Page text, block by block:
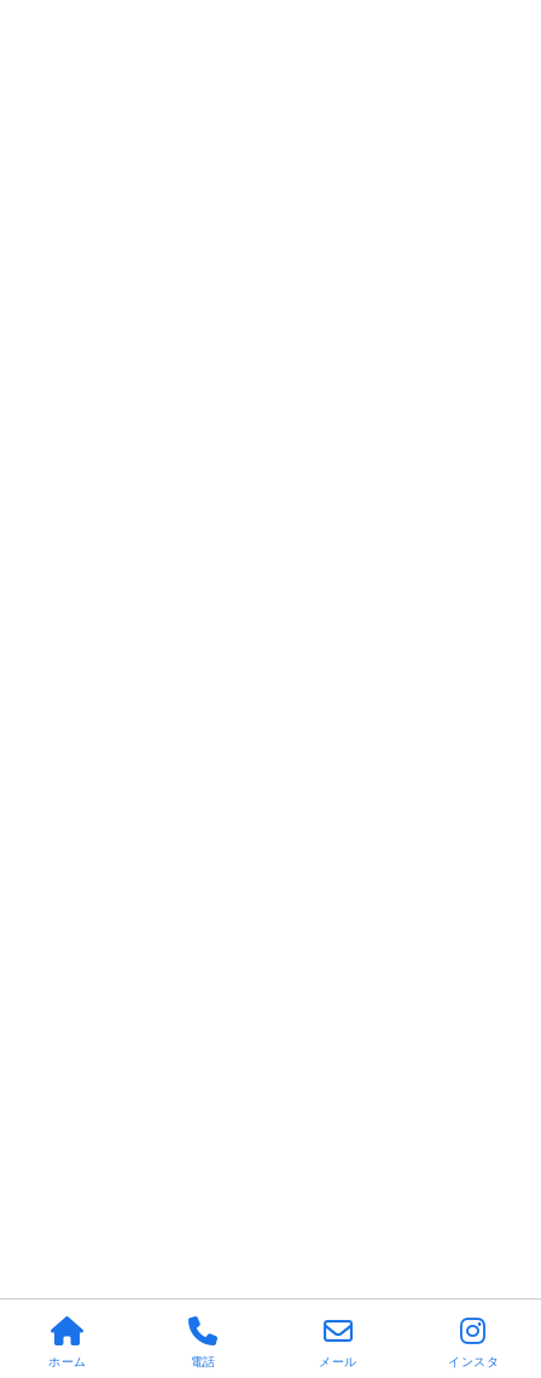
ホーム 電話 メール インスタ